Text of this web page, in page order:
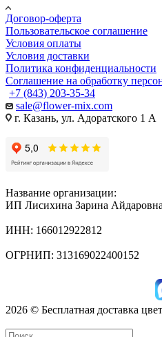
Договор-оферта
Пользовательское соглашение
Условия оплаты
Условия доставки
Политика конфиденциальности
Соглашение на обработку
+7 (843) 203-35-34
sale@flower-mix.com
г. Казань, ул. Адоратского 1 А
Название организации:
ИП Лисихина Зарина Айдаровна
ИНН: 166012922812
ОГРНИП: 313169022400152
2026 © Бесплатная доставка